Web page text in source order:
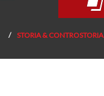
STORIA & CONTROSTORIA